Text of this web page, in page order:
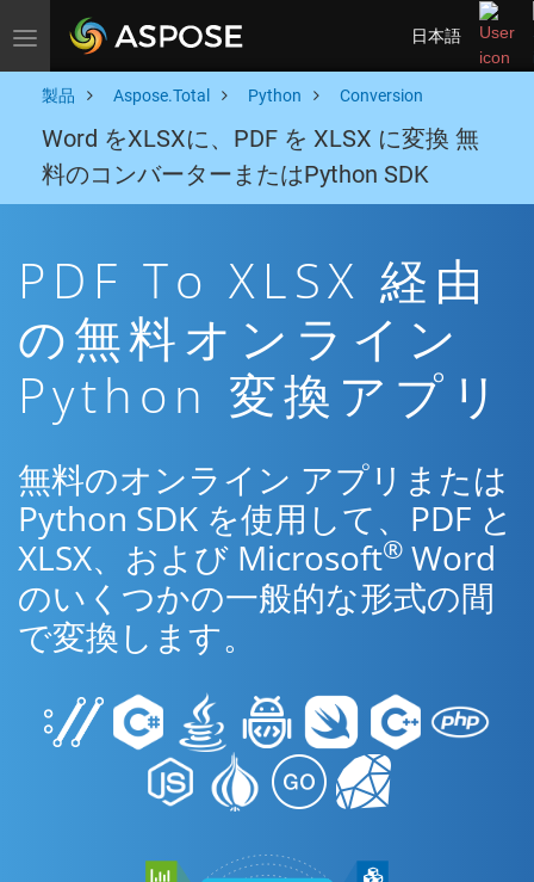
Toggle navigation 日本語
製品 Aspose.Total Python Conversion
Word をXLSXに、PDF を XLSX に変換 無
料のコンバーターまたはPython SDK
PDF To XLSX 経由
の無料オンライン
Python 変換アプリ
無料のオンライン アプリまたは
Python SDK を使用して、PDF と
XLSX、および Microsoft® Word
のいくつかの一般的な形式の間
で変換します。